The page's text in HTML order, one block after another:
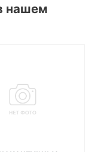
нашем